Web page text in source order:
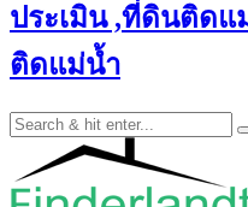
ประเมิน ,ที่ดินติด
ติดแม่น้ำ